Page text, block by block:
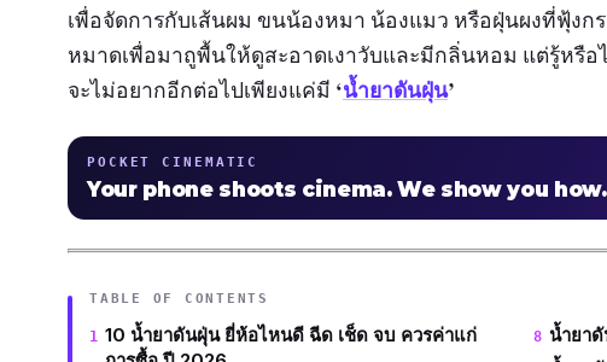
เพื่อจัดการกับเส้นผม ขนน้องหมา น้องแมว หรือฝุ่นผงที่ฟุ้งก
หมาดเพื่อมาถูพื้นให้ดูสะอาดเงาวับและมีกลิ่นหอม แต่รู้หรื
จะไม่อยากอีกต่อไปเพียงแค่มี ‘น้ำยาดันฝุ่น’
POCKET CINEMATIC
Your phone shoots cinema. We show you how.
TABLE OF CONTENTS
10 น้ำยาดันฝุ่น ยี่ห้อไหนดี ฉีด เช็ด จบ ควรค่าแก่
น้ำยา